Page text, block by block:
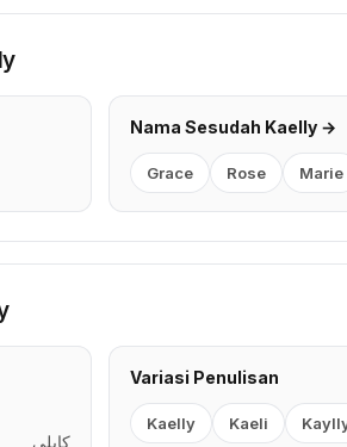
Nama Sesudah Kaelly →
Grace Rose Marie
كايلي
Variasi Penulisan
Kaelly Kaeli